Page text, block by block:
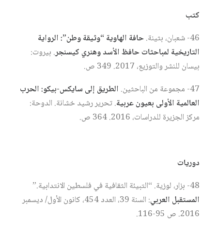
كتب
46- شعبان، بثينة.
حافة الهاوية “وثيقة وطن”: الرواية
التاريخية لمباحثات حافظ الأسد وهنري كيسنجر. بيروت:
بيسان للنشر والتوزيع، 2017. 349 ص.
47- مجموعة من الباحثين.
الطريق إلى سايكس-بيكو: الحرب
العالمية الأولى بعيون عربية. تحرير رشيد خشانة. الدوحة:
مركز الجزيرة للدراسات، 2016. 364 ص.
دوريات
48- بزار، لوزية. “التبيئة الثقافية في فلسطين الانتدابية.”
المستقبل العربي
: السنة 39، العدد 454، كانون الأول/ ديسمبر
2016. ص 95-116.